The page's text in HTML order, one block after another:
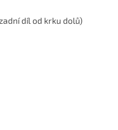
díl od krku dolů)